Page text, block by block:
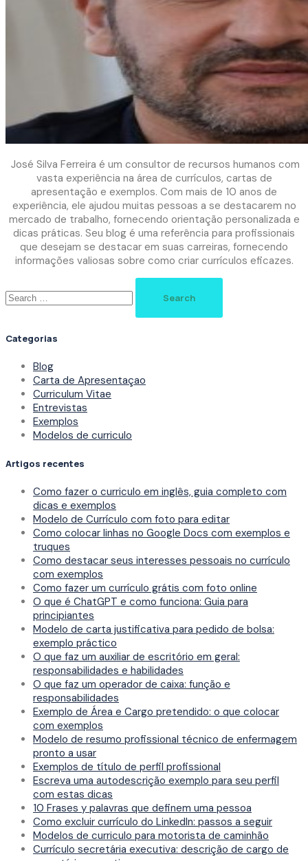
José Silva Ferreira é um consultor de recursos humanos com
vasta experiência na área de currículos, cartas de
apresentação e exemplos. Com mais de 10 anos de
experiência, ele ajudou muitas pessoas a se destacarem no
mercado de trabalho, fornecendo orientação personalizada e
dicas práticas. Seu blog é uma referência para profissionais
que desejam se destacar em suas carreiras, fornecendo
informações valiosas sobre como criar currículos eficazes.
for:
Categorias
Blog
Carta de Apresentaçao
Curriculum Vitae
Entrevistas
Exemplos
Modelos de curriculo
Artigos recentes
Como fazer o curriculo em inglês, guia completo com
dicas e exemplos
Modelo de Currículo com foto para editar
Como colocar linhas no Google Docs com exemplos e
truques
Como destacar seus interesses pessoais no currículo
com exemplos
Como fazer um currículo grátis com foto online
O que é ChatGPT e como funciona: Guia para
principiantes
Modelo de carta justificativa para pedido de bolsa:
exemplo práctico
O que faz um auxiliar de escritório em geral:
responsabilidades e habilidades
O que faz um operador de caixa: função e
responsabilidades
Exemplo de Área e Cargo pretendido: o que colocar
com exemplos
Modelo de resumo profissional técnico de enfermagem
pronto a usar
Exemplos de título de perfil profissional
Escreva uma autodescrição exemplo para seu perfil
com estas dicas
10 Frases y palavras que definem uma pessoa
Como excluir currículo do LinkedIn: passos a seguir
Modelos de curriculo para motorista de caminhão
Currículo secretária executiva: descrição de cargo de